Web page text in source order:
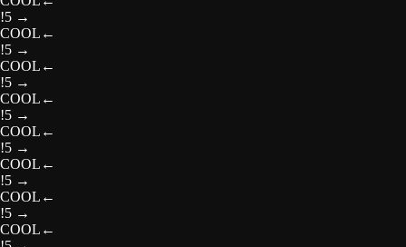
!5 →
COOL ←
!5 →
COOL ←
!5 →
COOL ←
!5 →
COOL ←
!5 →
COOL ←
!5 →
COOL ←
!5 →
COOL ←